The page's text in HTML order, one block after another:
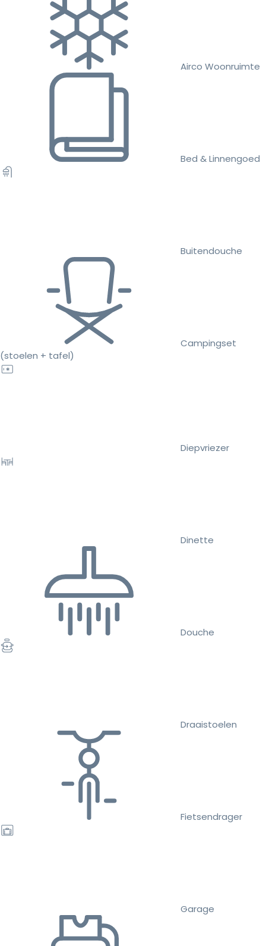
Airco Woonruimte
Bed & Linnengoed
Buitendouche
Campingset
(stoelen + tafel)
Diepvriezer
Dinette
Douche
Draaistoelen
Fietsendrager
Garage